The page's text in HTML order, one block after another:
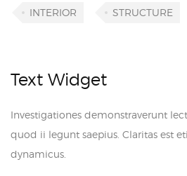
INTERIOR STRUCTURE
Text Widget
Investigationes demonstraverunt
quod ii legunt saepius. Claritas est
dynamicus.